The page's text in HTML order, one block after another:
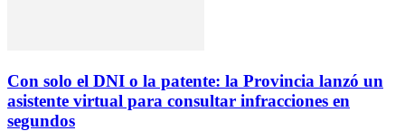
Con solo el DNI o la patente: la Provincia lanzó un
asistente virtual para consultar infracciones en
segundos